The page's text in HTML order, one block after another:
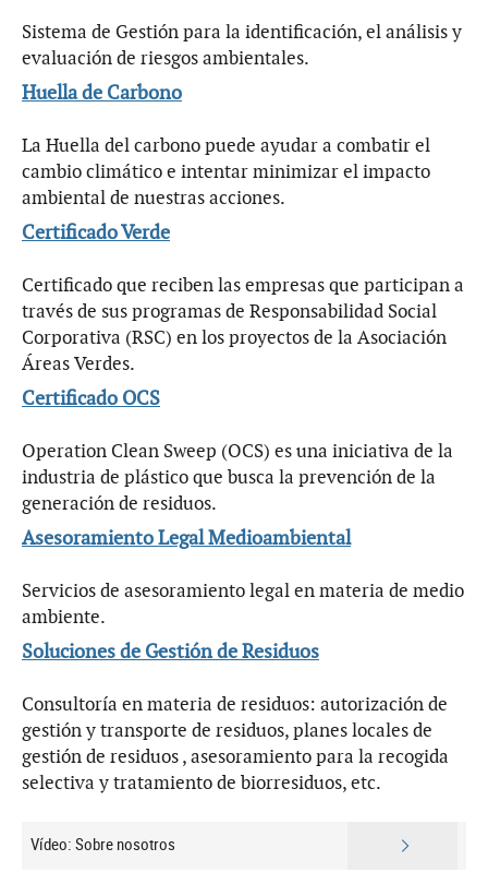
Sistema de Gestión para la identificación, el análisis y
evaluación de riesgos ambientales.
Huella de Carbono
La Huella del carbono puede ayudar a combatir el
cambio climático e intentar minimizar el impacto
ambiental de nuestras acciones.
Certificado Verde
Certificado que reciben las empresas que participan a
través de sus programas de Responsabilidad Social
Corporativa (RSC) en los proyectos de la Asociación
Áreas Verdes.
Certificado OCS
Operation Clean Sweep (OCS) es una iniciativa de la
industria de plástico que busca la prevención de la
generación de residuos.
Asesoramiento Legal Medioambiental
Servicios de asesoramiento legal en materia de medio
ambiente.
Soluciones de Gestión de Residuos
Consultoría en materia de residuos: autorización de
gestión y transporte de residuos, planes locales de
gestión de residuos , asesoramiento para la recogida
selectiva y tratamiento de biorresiduos, etc.
Vídeo: Sobre nosotros